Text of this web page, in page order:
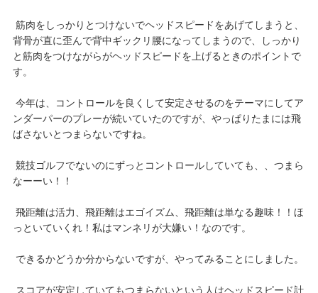
筋肉をしっかりとつけないでヘッドスピードをあげてしまうと、
背骨が直に歪んで背中ギックリ腰になってしまうので、しっかり
と筋肉をつけながらがヘッドスピードを上げるときのポイントで
す。
今年は、コントロールを良くして安定させるのをテーマにしてア
ンダーパーのプレーが続いていたのですが、やっぱりたまには飛
ばさないとつまらないですね。
競技ゴルフでないのにずっとコントロールしていても、、つまら
なーーい！！
飛距離は活力、飛距離はエゴイズム、飛距離は単なる趣味！！ほ
っといていくれ！私はマンネリが大嫌い！なのです。
できるかどうか分からないですが、やってみることにしました。
スコアが安定していてもつまらないという人はヘッドスピード計